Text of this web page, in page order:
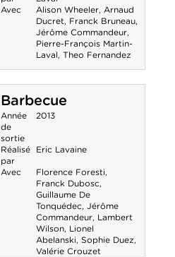
Avec
Alison Wheeler, Arnaud
Ducret, Franck Bruneau,
Jérôme Commandeur,
Pierre-François Martin-
Laval, Theo Fernandez
Barbecue
Année
de
sortie
2013
Réalisé
par
Eric Lavaine
Avec Florence Foresti,
Franck Dubosc,
Guillaume De
Tonquédec, Jérôme
Commandeur, Lambert
Wilson, Lionel
Abelanski, Sophie Duez,
Valérie Crouzet